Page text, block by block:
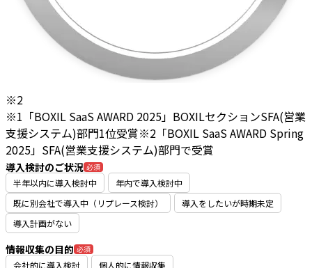
※2
※1「BOXIL SaaS AWARD 2025」BOXILセクションSFA(営業
支援システム)部門1位受賞※2「BOXIL SaaS AWARD Spring
2025」SFA(営業支援システム)部門で受賞
導入検討のご状況 必須
半年以内に導入検討中
年内で導入検討中
既に別会社で導入中（リプレース検討）
導入をしたいが時期未定
導入計画がない
情報収集の目的 必須
会社的に導入検討 個人的に情報収集